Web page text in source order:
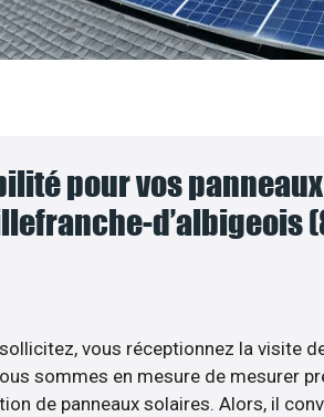
pour vos panneaux
d’albigeois
vous réceptionnez la visite
sommes en mesure de mesurer
de panneaux solaires. Alors, il